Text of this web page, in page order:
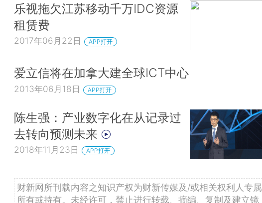
乐视拖欠江苏移动千万IDC资源
租赁费
2017年06月22日 APP打开
爱立信将在加拿大建全球ICT中心
2013年06月18日 APP打开
陈生强：产业数字化在从记录过
去转向预测未来
2018年11月23日 APP打开
财新网所刊载内容之知识产权为财新传媒及/或相关权利人专属
所有或持有。未经许可，禁止进行转载、摘编、复制及建立镜